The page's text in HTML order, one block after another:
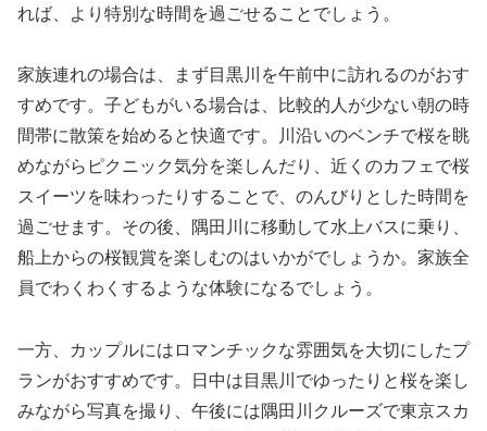
れば、より特別な時間を過ごせることでしょう。
家族連れの場合は、まず目黒川を午前中に訪れるのがおす
すめです。子どもがいる場合は、比較的人が少ない朝の時
間帯に散策を始めると快適です。川沿いのベンチで桜を眺
めながらピクニック気分を楽しんだり、近くのカフェで桜
スイーツを味わったりすることで、のんびりとした時間を
過ごせます。その後、隅田川に移動して水上バスに乗り、
船上からの桜観賞を楽しむのはいかがでしょうか。家族全
員でわくわくするような体験になるでしょう。
一方、カップルにはロマンチックな雰囲気を大切にしたプ
ランがおすすめです。日中は目黒川でゆったりと桜を楽し
みながら写真を撮り、午後には隅田川クルーズで東京スカ